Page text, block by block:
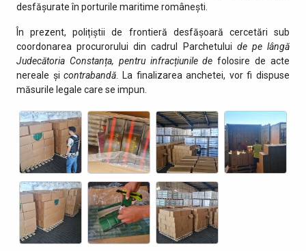
desfășurate în porturile maritime românești.
În prezent, polițiștii de frontieră desfășoară cercetări sub
coordonarea procurorului din cadrul Parchetului de pe lângă
Judecătoria Constanța, pentru infracțiunile de folosire de acte
nereale șicontrabandă . La finalizarea anchetei, vor fi dispuse
măsurile legale care se impun.